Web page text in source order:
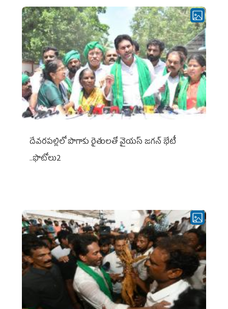
దేవరపల్లిలో పొగాకు రైతులతో వైయస్ జగన్ భేటీ
..ఫొటోలు2